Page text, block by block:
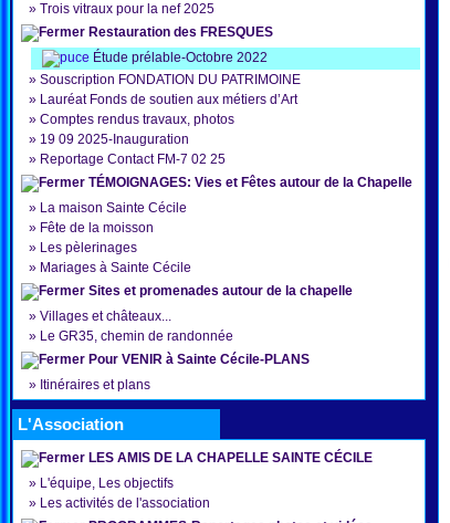
» Trois vitraux pour la nef 2025
Restauration des FRESQUES
Étude prélable-Octobre 2022
» Souscription FONDATION DU PATRIMOINE
» Lauréat Fonds de soutien aux métiers d’Art
» Comptes rendus travaux, photos
» 19 09 2025-Inauguration
» Reportage Contact FM-7 02 25
TÉMOIGNAGES: Vies et Fêtes autour de la Chapelle
» La maison Sainte Cécile
» Fête de la moisson
» Les pèlerinages
» Mariages à Sainte Cécile
Sites et promenades autour de la chapelle
» Villages et châteaux...
» Le GR35, chemin de randonnée
Pour VENIR à Sainte Cécile-PLANS
» Itinéraires et plans
L'Association
LES AMIS DE LA CHAPELLE SAINTE CÉCILE
» L'équipe, Les objectifs
» Les activités de l'association